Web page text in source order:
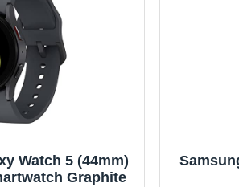
Watch 5 (44mm)
Graphite